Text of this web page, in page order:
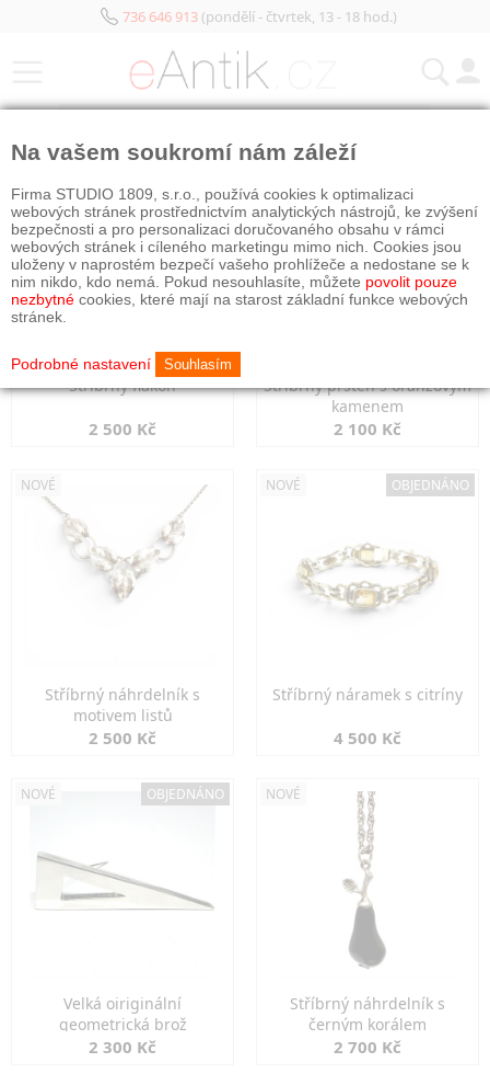
736 646 913(pondělí - čtvrtek, 13 - 18 hod.)
Stříbrný flakon
2 500 Kč
Stříbrný prsten s oranžovým
kamenem
2 100 Kč
NOVÉ
Stříbrný náhrdelník s
motivem listů
2 500 Kč
NOVÉ OBJEDNÁNO
Stříbrný náramek s citríny
4 500 Kč
NOVÉ OBJEDNÁNO
Velká oiriginální
geometrická brož
2 300 Kč
NOVÉ
Stříbrný náhrdelník s
černým korálem
2 700 Kč
Na vašem soukromí nám záleží
Firma STUDIO 1809, s.r.o., používá cookies k optimalizaci
webových stránek prostřednictvím analytických nástrojů, ke zvýšení
bezpečnosti a pro personalizaci doručovaného obsahu v rámci
webových stránek i cíleného marketingu mimo nich. Cookies jsou
uloženy v naprostém bezpečí vašeho prohlížeče a nedostane se k
nim nikdo, kdo nemá. Pokud nesouhlasíte, můžete povolit pouze
nezbytné cookies, které mají na starost základní funkce webových
stránek.
Podrobné nastavení Souhlasím